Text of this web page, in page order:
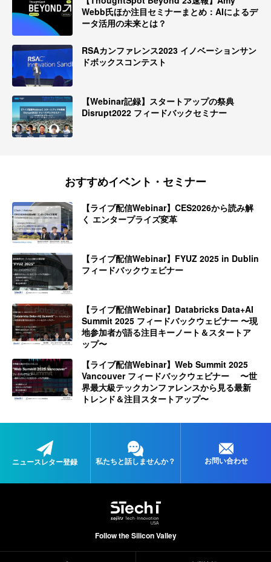
Webb氏ほか注目セミナーまとめ：AIによるデ
ータ活用の未来とは？
RSAカンファレンス2023 イノベーションサン
ドボックスコンテスト
【Webinar記録】スタートアップの祭典
Disrupt2022 フィードバックセミナー
おすすめイベント・セミナー
【ライブ配信Webinar】CES2026から読み解
く エンタープライズ変革
【ライブ配信Webinar】FYUZ 2025 in Dublin
フィードバックウェビナー
【ライブ配信Webinar】Databricks Data+AI
Summit 2025 フィードバックウェビナー 〜現
地参加者が語る注目キーノート＆スタートア
ップ〜
【ライブ配信Webinar】Web Summit 2025
Vancouver フィードバックウェビナー 〜世
界最大級テックカンファレンスから見る最新
トレンド＆注目スタートアップ〜
ニュースレター登録 私たちと話しませんか？ お問い合わせ
Follow the Silicon Valley